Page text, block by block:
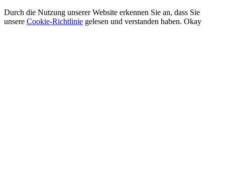
Durch die Nutzung unserer Website erkennen Sie an, dass Sie
unsere Cookie-Richtlinie gelesen und verstanden haben. Okay